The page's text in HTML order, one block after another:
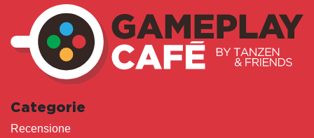
Categorie
Recensione